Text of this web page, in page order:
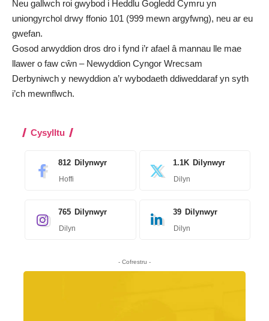
Neu gallwch roi gwybod i Heddlu Gogledd Cymru yn
uniongyrchol drwy ffonio 101 (999 mewn argyfwng), neu ar eu
gwefan.
Gosod arwyddion dros dro i fynd i’r afael â mannau lle mae
llawer o faw cŵn – Newyddion Cyngor Wrecsam
Derbyniwch y newyddion a’r wybodaeth ddiweddaraf yn syth
i’ch mewnflwch.
Cysylltu
812 Dilynwyr
Hoffi
1.1K Dilynwyr
Dilyn
765 Dilynwyr
Dilyn
39 Dilynwyr
Dilyn
- Cofrestru -